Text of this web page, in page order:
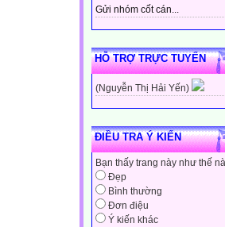
Gửi nhóm cốt cán...
HỖ TRỢ TRỰC TUYẾN
(Nguyễn Thị Hải Yến)
ĐIỀU TRA Ý KIẾN
Bạn thấy trang này như thế
Đẹp
Bình thường
Đơn điệu
Ý kiến khác